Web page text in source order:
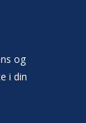
og
i din